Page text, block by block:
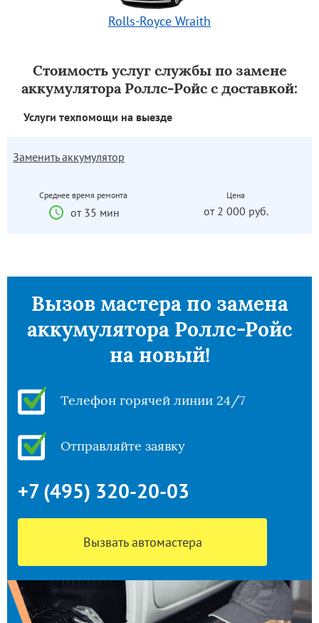
Rolls-Royce Wraith
Стоимость услуг службы по замене
аккумулятора Роллс-Ройс с доставкой:
Услуги техпомощи на выезде
Заменить аккумулятор
Среднее время ремонта
от 35 мин
Цена
от 2 000 руб.
Вызов мастера по замена
аккумулятора Роллс-Ройс
на новый!
Телефон горячей линии 24/7
Отправляйте заявку
+7 (495) 320-20-03
Вызвать автомастера